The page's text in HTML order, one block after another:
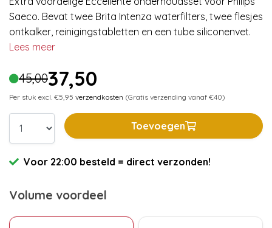
Saeco. Bevat twee Brita Intenza waterfilters, twee flesjes
ontkalker, reinigingstabletten en een tube siliconenvet.
Lees meer
45,0037,50
Per stuk excl. €5,95 verzendkosten (Gratis verzending vanaf €40)
Toevoegen
Voor 22:00 besteld = direct verzonden!
Volume voordeel